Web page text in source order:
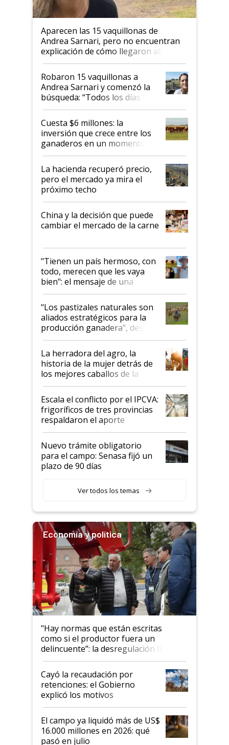
Aparecen las 15 vaquillonas de
Andrea Sarnari, pero no encuentran
explicación de cómo llegaron allí
Robaron 15 vaquillonas a
Andrea Sarnari y comenzó la
búsqueda: “Todos los días le
toca a algún productor”
Cuesta $6 millones: la
inversión que crece entre los
ganaderos en un momento
histórico para la actividad
La hacienda recuperó precio,
pero el mercado ya mira el
próximo techo
China y la decisión que puede
cambiar el mercado de la carne
"Tienen un país hermoso, con
todo, merecen que les vaya
bien": el mensaje de una
ganadera uruguaya sobre las
oportunidades que se abren
para el agro en Argentina, con
foco en la carne
"Los pastizales naturales son
aliados estratégicos para la
producción ganadera", destaca
la iniciativa que ya reúne a 46
establecimientos en Argentina
La herradora del agro, la
historia de la mujer detrás de
los mejores caballos de la
Argentina y los mitos que
todavía hacen sufrir a estos
animales: "Mientras me
descalificaban, yo seguí
haciendo currículum"
Escala el conflicto por el IPCVA:
frigoríficos de tres provincias
respaldaron el aporte
obligatorio
Nuevo trámite obligatorio
para el campo: Senasa fijó un
plazo de 90 días
Ver todos los temas
Economía y política
"Hay normas que están escritas
como si el productor fuera un
delincuente”: la desregulación llegó
al Congreso Aapresid y hasta se
habló del financiamiento al IPCVA
Cayó la recaudación por
retenciones: el Gobierno
explicó los motivos
El campo ya liquidó más de US$
16.000 millones en 2026: qué
pasó en julio